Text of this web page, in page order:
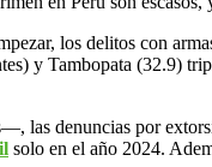
los delitos con
y Tambopata (32.9)
denuncias por
solo en el año 2024.